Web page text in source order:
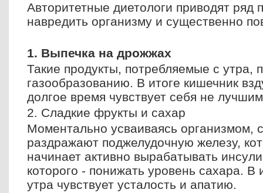
Авторитетные диетологи приводят ряд
навредить организму и существенно
1. Выпечка на дрожжах
Такие продукты, потребляемые с утра,
газообразованию. В итоге кишечник
долгое время чувствует себя не
2. Сладкие фрукты и сахар
Моментально усваиваясь организмом,
раздражают поджелудочную железу,
начинает активно вырабатывать
которого - понижать уровень сахара. В
утра чувствует усталость и апатию.